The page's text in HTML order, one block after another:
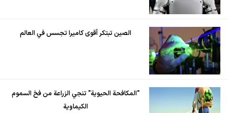
الصين تبتكر أقوى كاميرا تجسس في العالم
"المكافحة الحيوية" تنجي الزراعة من فخ السموم
الكيماوية